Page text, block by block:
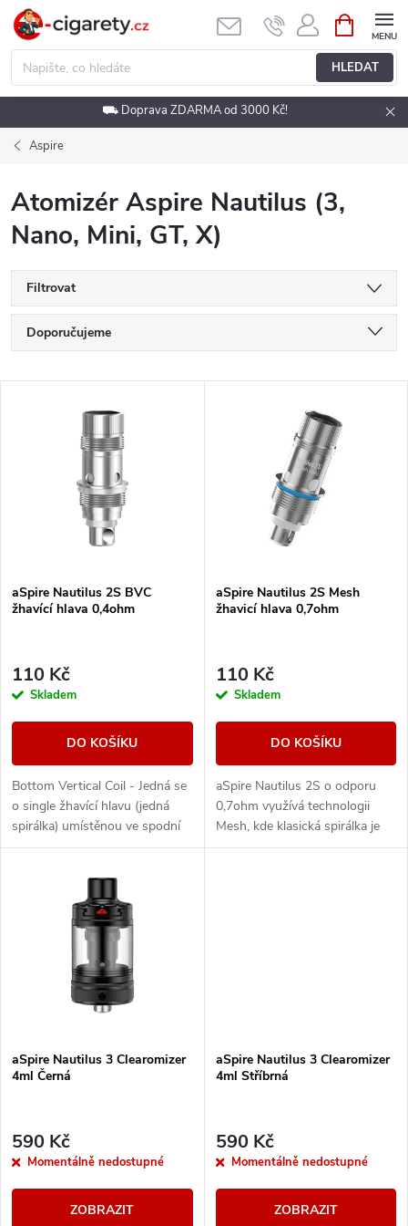
Přejít
obsah
HLEDAT
NÁKUPNÍ
KOŠÍK
⛟ Doprava ZDARMA od 3000 Kč!
Aspire
Atomizér Aspire Nautilus (3,
Nano, Mini, GT, X)
Filtrovat
Ř
a
p
r
o
u
k
Doporučujeme
Nejprodávanější
Abecedně
s
p
r
o
d
u
k
aSpire Nautilus 2S BVC
žhavící hlava 0,4ohm
110 Kč
Skladem
DO KOŠÍKU
Bottom Vertical Coil - Jedná se
o single žhavící hlavu (jedná
spirálka) umístěnou ve spodní
části základny clearomizeru,
aSpire Nautilus 2S Mesh
žhavicí hlava 0,7ohm
110 Kč
Skladem
DO KOŠÍKU
aSpire Nautilus 2S o odporu
0,7ohm využívá technologii
Mesh, kde klasická spirálka je
nahrazena ,,síťovou mřížkou´´
aSpire Nautilus 3 Clearomizer
4ml Černá
590 Kč
Momentálně nedostupné
ZOBRAZIT
aSpire Nautilus 3 Clearomizer
4ml Stříbrná
590 Kč
Momentálně nedostupné
ZOBRAZIT